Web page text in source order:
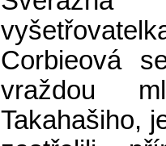
Corbieová
vraždou
Takahašiho,